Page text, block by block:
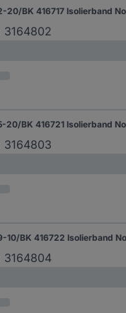
3164802
3164803
3164804